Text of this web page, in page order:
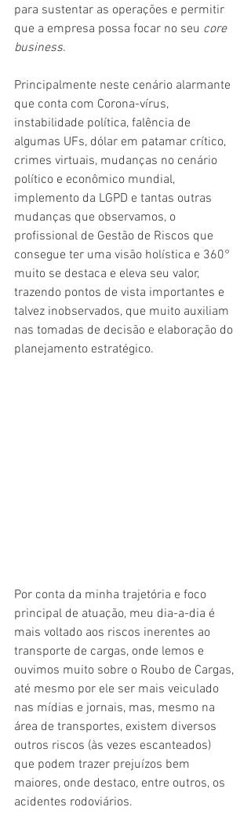
para sustentar as operações e permitir
que a empresa possa focar no seu core
business.
Principalmente neste cenário alarmante
que conta com Corona-vírus,
instabilidade política, falência de
algumas UFs, dólar em patamar crítico,
crimes virtuais, mudanças no cenário
político e econômico mundial,
implemento da LGPD e tantas outras
mudanças que observamos, o
profissional de Gestão de Riscos que
consegue ter uma visão holística e 360°
muito se destaca e eleva seu valor,
trazendo pontos de vista importantes e
talvez inobservados, que muito auxiliam
nas tomadas de decisão e elaboração do
planejamento estratégico.
Por conta da minha trajetória e foco
principal de atuação, meu dia-a-dia é
mais voltado aos riscos inerentes ao
transporte de cargas, onde lemos e
ouvimos muito sobre o Roubo de Cargas,
até mesmo por ele ser mais veiculado
nas mídias e jornais, mas, mesmo na
área de transportes, existem diversos
outros riscos (às vezes escanteados)
que podem trazer prejuízos bem
maiores, onde destaco, entre outros, os
acidentes rodoviários.